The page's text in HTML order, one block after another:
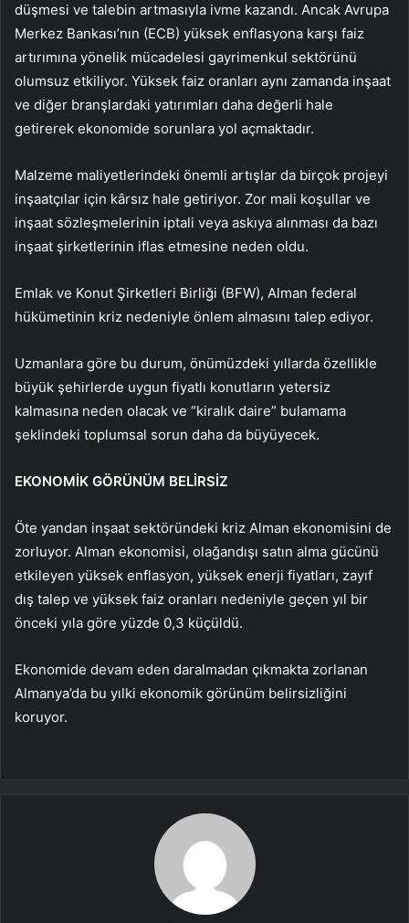
düşmesi ve talebin artmasıyla ivme kazandı. Ancak Avrupa
Merkez Bankası’nın (ECB) yüksek enflasyona karşı faiz
artırımına yönelik mücadelesi gayrimenkul sektörünü
olumsuz etkiliyor. Yüksek faiz oranları aynı zamanda inşaat
ve diğer branşlardaki yatırımları daha değerli hale
getirerek ekonomide sorunlara yol açmaktadır.
Malzeme maliyetlerindeki önemli artışlar da birçok projeyi
inşaatçılar için kârsız hale getiriyor. Zor mali koşullar ve
inşaat sözleşmelerinin iptali veya askıya alınması da bazı
inşaat şirketlerinin iflas etmesine neden oldu.
Emlak ve Konut Şirketleri Birliği (BFW), Alman federal
hükümetinin kriz nedeniyle önlem almasını talep ediyor.
Uzmanlara göre bu durum, önümüzdeki yıllarda özellikle
büyük şehirlerde uygun fiyatlı konutların yetersiz
kalmasına neden olacak ve “kiralık daire” bulamama
şeklindeki toplumsal sorun daha da büyüyecek.
EKONOMİK GÖRÜNÜM BELİRSİZ
Öte yandan inşaat sektöründeki kriz Alman ekonomisini de
zorluyor. Alman ekonomisi, olağandışı satın alma gücünü
etkileyen yüksek enflasyon, yüksek enerji fiyatları, zayıf
dış talep ve yüksek faiz oranları nedeniyle geçen yıl bir
önceki yıla göre yüzde 0,3 küçüldü.
Ekonomide devam eden daralmadan çıkmakta zorlanan
Almanya’da bu yılki ekonomik görünüm belirsizliğini
koruyor.